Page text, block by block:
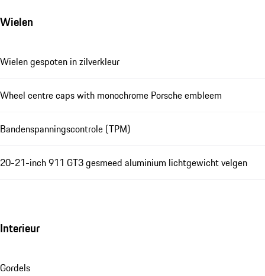
Wielen
Wielen gespoten in zilverkleur
Wheel centre caps with monochrome Porsche embleem
Bandenspanningscontrole (TPM)
20-21-inch 911 GT3 gesmeed aluminium lichtgewicht velgen
Interieur
Gordels